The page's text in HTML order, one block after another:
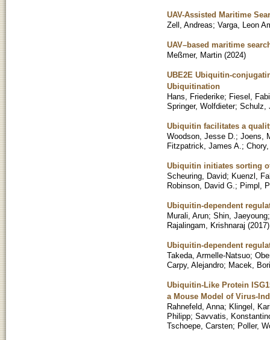
UAV-Assisted Maritime
Zell, Andreas; Varga, Leon
UAV–based maritime
Meßmer, Martin (2024)
UBE2E Ubiquitin-
Ubiquitination
Hans, Friederike; Fiesel,
Springer, Wolfdieter; Schulz,
Ubiquitin facilitates a
Woodson, Jesse D. ; Joens,
Fitzpatrick, James A. ;
Ubiquitin initiates sorting
Scheuring, David; Kuenzl,
Robinson, David G. ; Pimpl,
Ubiquitin-dependent
Murali, Arun; Shin, Jaeyoung
Rajalingam, Krishnaraj (2017)
Ubiquitin-dependent
Takeda, Armelle-Natsuo;
Carpy, Alejandro; Macek,
Ubiquitin-Like Protein
a Mouse Model of Virus-
Rahnefeld, Anna; Klingel,
Philipp; Savvatis,
Tschoepe, Carsten; Poller,